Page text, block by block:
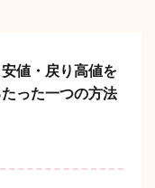
安値・戻り高値を
った一つの方法